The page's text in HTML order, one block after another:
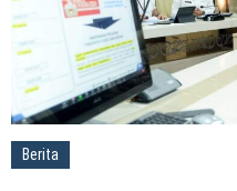
Berita